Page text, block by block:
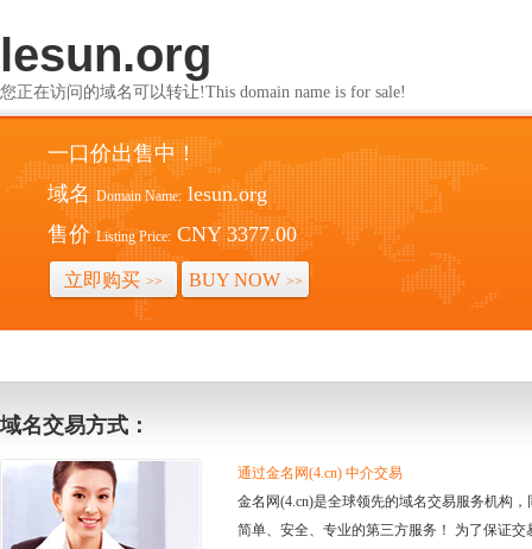
lesun.org
您正在访问的域名可以转让!This domain name is for sale!
一口价出售中！
域名 Domain Name: lesun.org
售价 Listing Price: CNY 3377.00
立即购买 >> BUY NOW >>
域名交易方式：
通过金名网(4.cn) 中介交易
金名网(4.cn)是全球领先的域名交易服务机构
简单、安全、专业的第三方服务！ 为了保证